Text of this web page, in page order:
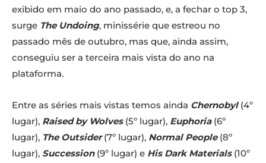
exibido em maio do ano passado, e, a fechar o top 3,
surge The Undoing, minissérie que estreou no
passado mês de outubro, mas que, ainda assim,
conseguiu ser a terceira mais vista do ano na
plataforma.
Entre as séries mais vistas temos ainda Chernobyl(4º
lugar), Raised by Wolves(5º lugar), Euphoria(6º
lugar), The Outsider(7º lugar), Normal People(8º
lugar), Succession(9º lugar) e His Dark Materials(10º